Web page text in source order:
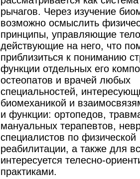
рычагов. Через изучение
возможно осмыслить
принципы, управляющие
действующие на него, что
приблизиться к пониманию
функции отдельных его
остеопатов и врачей любых
специальностей,
биомеханикой и
и функции: ортопедов,
мануальных терапевтов,
специалистов по физической
реабилитации, а также для
интересуется телесно-
практиками.